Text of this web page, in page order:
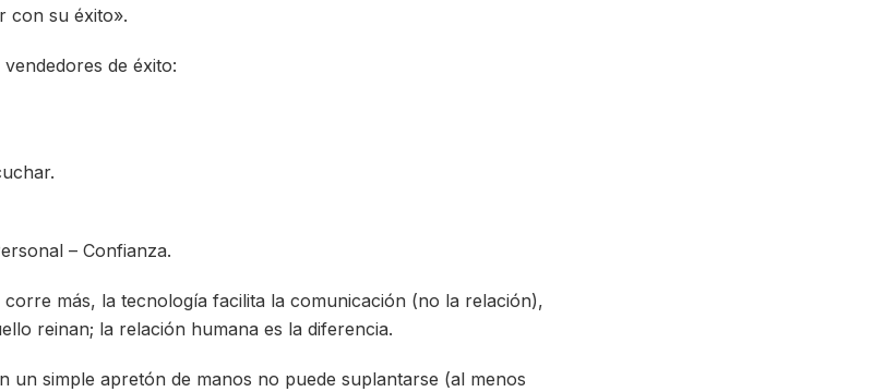
con su éxito».
de éxito:
– Confianza.
más, la tecnología facilita la comunicación (no la relación),
reinan; la relación humana es la diferencia.
un simple apretón de manos no puede suplantarse (al menos